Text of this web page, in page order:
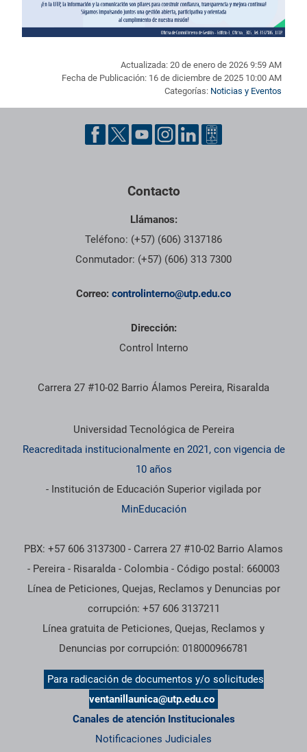
Actualizada: 20 de enero de 2026 9:59 AM
Fecha de Publicación: 16 de diciembre de 2025 10:00 AM
Categorías: Noticias y Eventos
Pie de página con información de contacto, redes sociales y
Contacto
Llámanos:
Teléfono: (+57) (606) 3137186
Conmutador: (+57) (606) 313 7300
Correo: controlinterno@utp.edu.co
Dirección:
Control Interno
Carrera 27 #10-02 Barrio Álamos Pereira, Risaralda
Información institucional
Universidad Tecnológica de Pereira
Reacreditada institucionalmente en 2021, con vigencia de
10 años
- Institución de Educación Superior vigilada por
MinEducación
PBX: +57 606 3137300 - Carrera 27 #10-02 Barrio Alamos
- Pereira - Risaralda - Colombia - Código postal: 660003
Línea de Peticiones, Quejas, Reclamos y Denuncias por
corrupción: +57 606 3137211
Línea gratuita de Peticiones, Quejas, Reclamos y
Denuncias por corrupción: 018000966781
Para radicación de documentos y/o solicitudes
ventanillaunica@utp.edu.co
Canales de atención Institucionales
Notificaciones Judiciales